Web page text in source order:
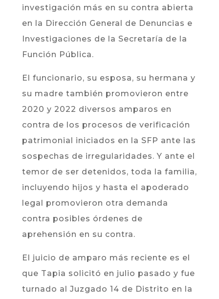
investigación más en su contra abierta
en la Dirección General de Denuncias e
Investigaciones de la Secretaría de la
Función Pública.
El funcionario, su esposa, su hermana y
su madre también promovieron entre
2020 y 2022 diversos amparos en
contra de los procesos de verificación
patrimonial iniciados en la SFP ante las
sospechas de irregularidades. Y ante el
temor de ser detenidos, toda la familia,
incluyendo hijos y hasta el apoderado
legal promovieron otra demanda
contra posibles órdenes de
aprehensión en su contra.
El juicio de amparo más reciente es el
que Tapia solicitó en julio pasado y fue
turnado al Juzgado 14 de Distrito en la